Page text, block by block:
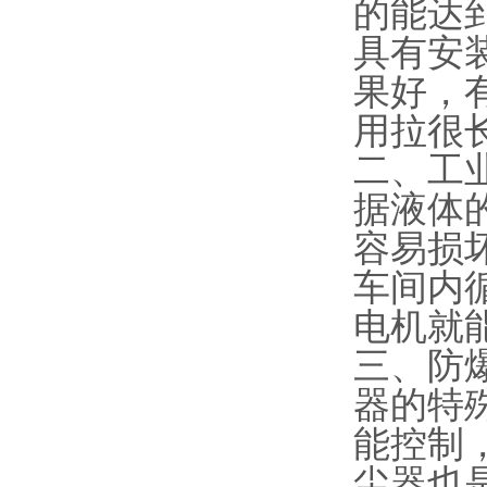
的能达
具有安
果好，
用拉很
二、工
据液体
容易损
车间内
电机就
三、防
器的特
能控制